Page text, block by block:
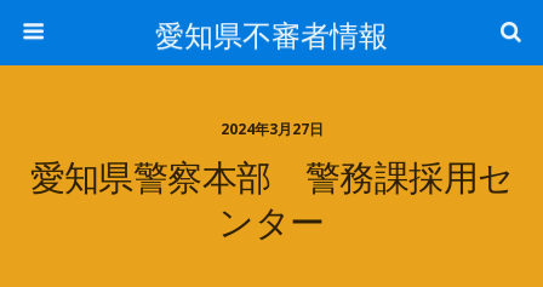
愛知県不審者情報
2024年3月27日
愛知県警察本部 警務課採用セ
ンター